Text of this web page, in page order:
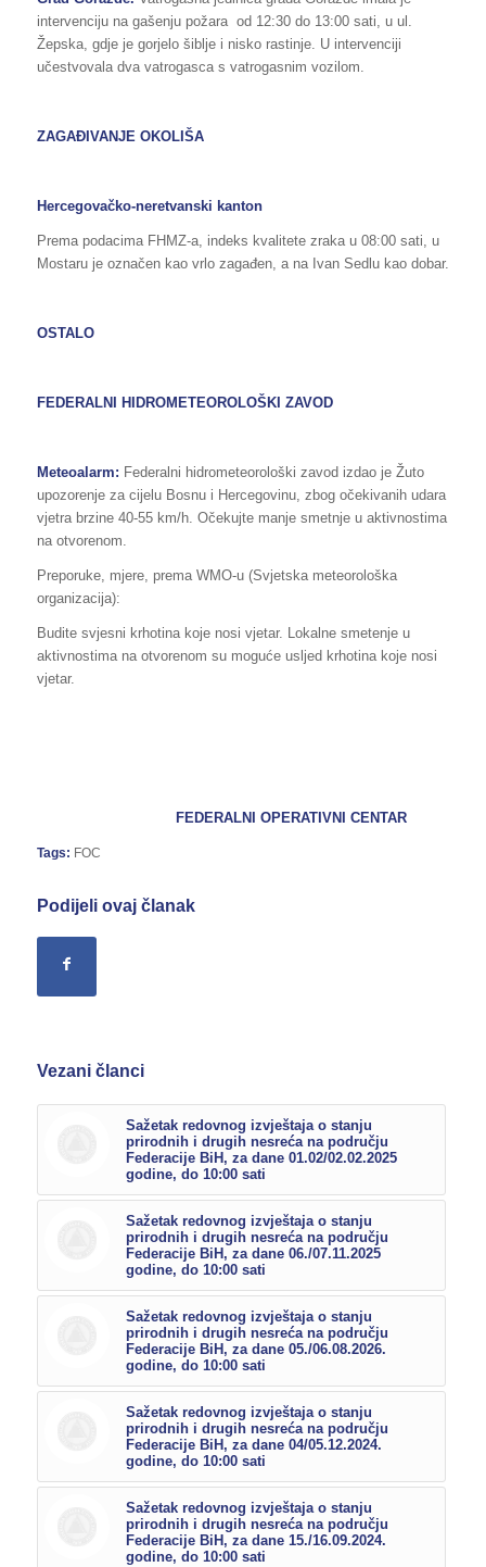
intervenciju na gašenju požara od 12:30 do 13:00 sati, u ul.
Žepska, gdje je gorjelo šiblje i nisko rastinje. U intervenciji
učestvovala dva vatrogasca s vatrogasnim vozilom.
ZAGAĐIVANJE OKOLIŠA
Hercegovačko-neretvanski kanton
Prema podacima FHMZ-a, indeks kvalitete zraka u 08:00 sati, u
Mostaru je označen kao vrlo zagađen, a na Ivan Sedlu kao dobar.
OSTALO
FEDERALNI HIDROMETEOROLOŠKI ZAVOD
Meteoalarm: Federalni hidrometeorološki zavod izdao je Žuto
upozorenje za cijelu Bosnu i Hercegovinu, zbog očekivanih udara
vjetra brzine 40-55 km/h. Očekujte manje smetnje u aktivnostima
na otvorenom.
Preporuke, mjere, prema WMO-u (Svjetska meteorološka
organizacija):
Budite svjesni krhotina koje nosi vjetar. Lokalne smetenje u
aktivnostima na otvorenom su moguće usljed krhotina koje nosi
vjetar.
FEDERALNI OPERATIVNI CENTAR
Tags: FOC
Podijeli ovaj članak
Vezani članci
Sažetak redovnog izvještaja o stanju
prirodnih i drugih nesreća na području
Federacije BiH, za dane 01.02/02.02.2025
godine, do 10:00 sati
Sažetak redovnog izvještaja o stanju
prirodnih i drugih nesreća na području
Federacije BiH, za dane 06./07.11.2025
godine, do 10:00 sati
Sažetak redovnog izvještaja o stanju
prirodnih i drugih nesreća na području
Federacije BiH, za dane 05./06.08.2026.
godine, do 10:00 sati
Sažetak redovnog izvještaja o stanju
prirodnih i drugih nesreća na području
Federacije BiH, za dane 04/05.12.2024.
godine, do 10:00 sati
Sažetak redovnog izvještaja o stanju
prirodnih i drugih nesreća na području
Federacije BiH, za dane 15./16.09.2024.
godine, do 10:00 sati